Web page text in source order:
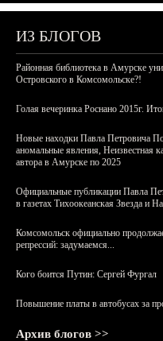
ИЗ БЛОГОВ
Районная библиотека в Амурске
Островского в Комсомольске?!
Голая вечеринка Роснано 2015г.
Новые находки Павла Петровича
аномальные явления, Неизвестная
автора в Амурске по 2025
Официальные публикации Павла
в газетах Тихоокеанская Звезда и
Комсомольск официально
репрессий: задумаемся...
Кого боится Путин: Сергей Фургал
Повышение платы в автобусах за
Архив блогов >>